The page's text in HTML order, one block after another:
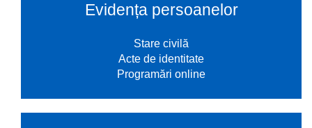
Evidența persoanelor
Stare civilă
Acte de identitate
Programări online